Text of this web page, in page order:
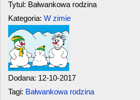
Tytul: Bałwankowa rodzina
Kategoria: W zimie
Dodana: 12-10-2017
Tagi: Bałwankowa rodzina